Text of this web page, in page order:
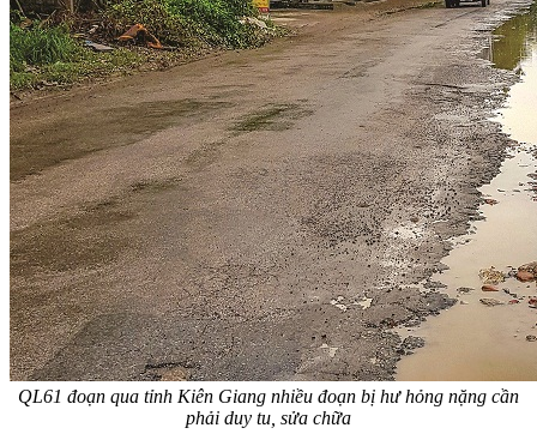
QL61 đoạn qua tỉnh Kiên Giang nhiều đoạn bị hư hỏng nặng cần
phải duy tu, sửa chữa